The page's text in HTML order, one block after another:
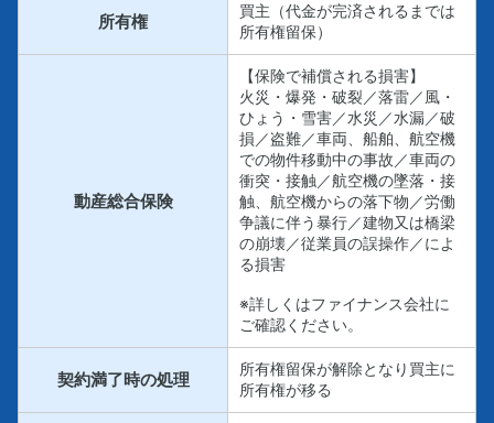
所有権
買主（代金が完済されるまでは
所有権留保）
動産総合保険
【保険で補償される損害】
火災・爆発・破裂／落雷／風・
ひょう・雪害／水災／水漏／破
損／盗難／車両、船舶、航空機
での物件移動中の事故／車両の
衝突・接触／航空機の墜落・接
触、航空機からの落下物／労働
争議に伴う暴行／建物又は橋梁
の崩壊／従業員の誤操作／によ
る損害
※詳しくはファイナンス会社に
ご確認ください。
契約満了時の処理
所有権留保が解除となり買主に
所有権が移る